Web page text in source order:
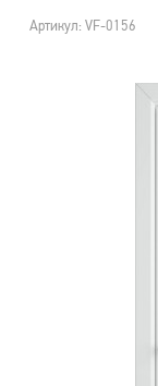
Артикул: VF-0156